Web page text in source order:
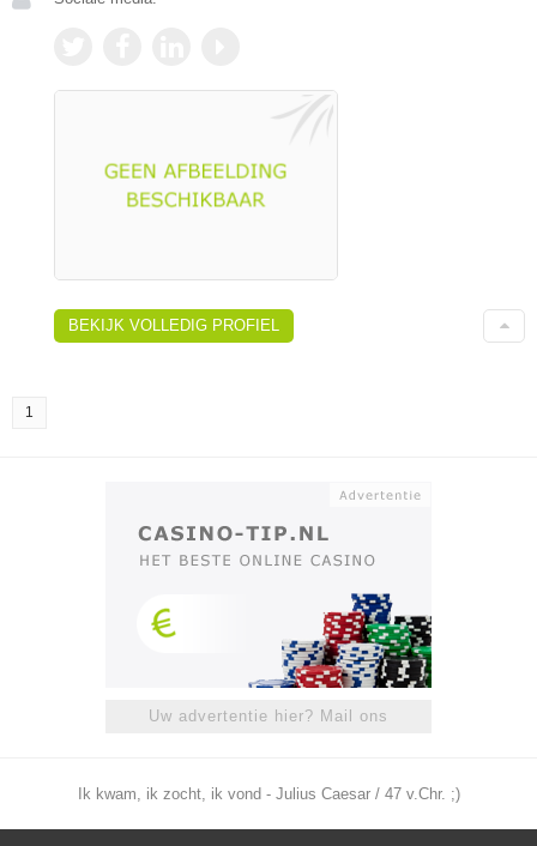
BEKIJK VOLLEDIG PROFIEL
1
Uw advertentie hier? Mail ons
Ik kwam, ik zocht, ik vond - Julius Caesar / 47 v.Chr. ;)